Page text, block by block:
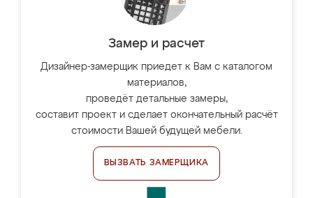
Замер и расчет
Дизайнер-замерщик приедет к Вам с каталогом
материалов,
проведёт детальные замеры,
составит проект и сделает окончательный расчёт
стоимости Вашей будущей мебели.
ВЫЗВАТЬ ЗАМЕРЩИКА